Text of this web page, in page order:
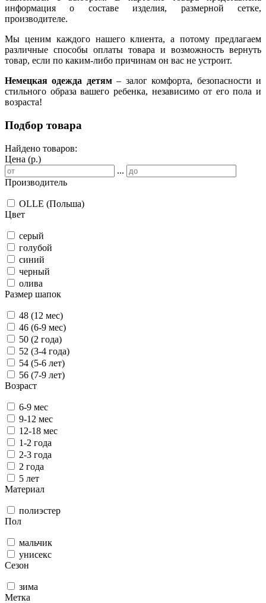
информация о составе изделия, размерной сетке,
производителе.
Мы ценим каждого нашего клиента, а потому предлагаем
различные способы оплаты товара и возможность вернуть
товар, если по каким-либо причинам он вас не устроит.
Немецкая одежда детям– залог комфорта, безопасности и
стильного образа вашего ребенка, независимо от его пола и
возраста!
Подбор товара
Найдено товаров:
Цена (р.)
...
Производитель
OLLE (Польша)
Цвет
серый
голубой
синий
черный
олива
Размер шапок
48 (12 мес)
46 (6-9 мес)
50 (2 года)
52 (3-4 года)
54 (5-6 лет)
56 (7-9 лет)
Возраст
6-9 мес
9-12 мес
12-18 мес
1-2 года
2-3 года
2 года
5 лет
Материал
полиэстер
Пол
мальчик
унисекс
Сезон
зима
Метка